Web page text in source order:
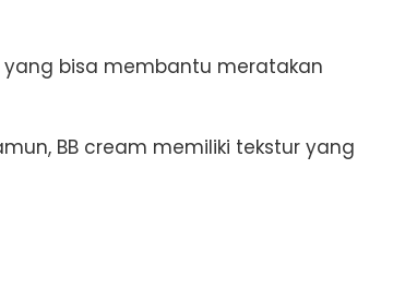
bisa membantu meratakan
BB cream memiliki tekstur yang